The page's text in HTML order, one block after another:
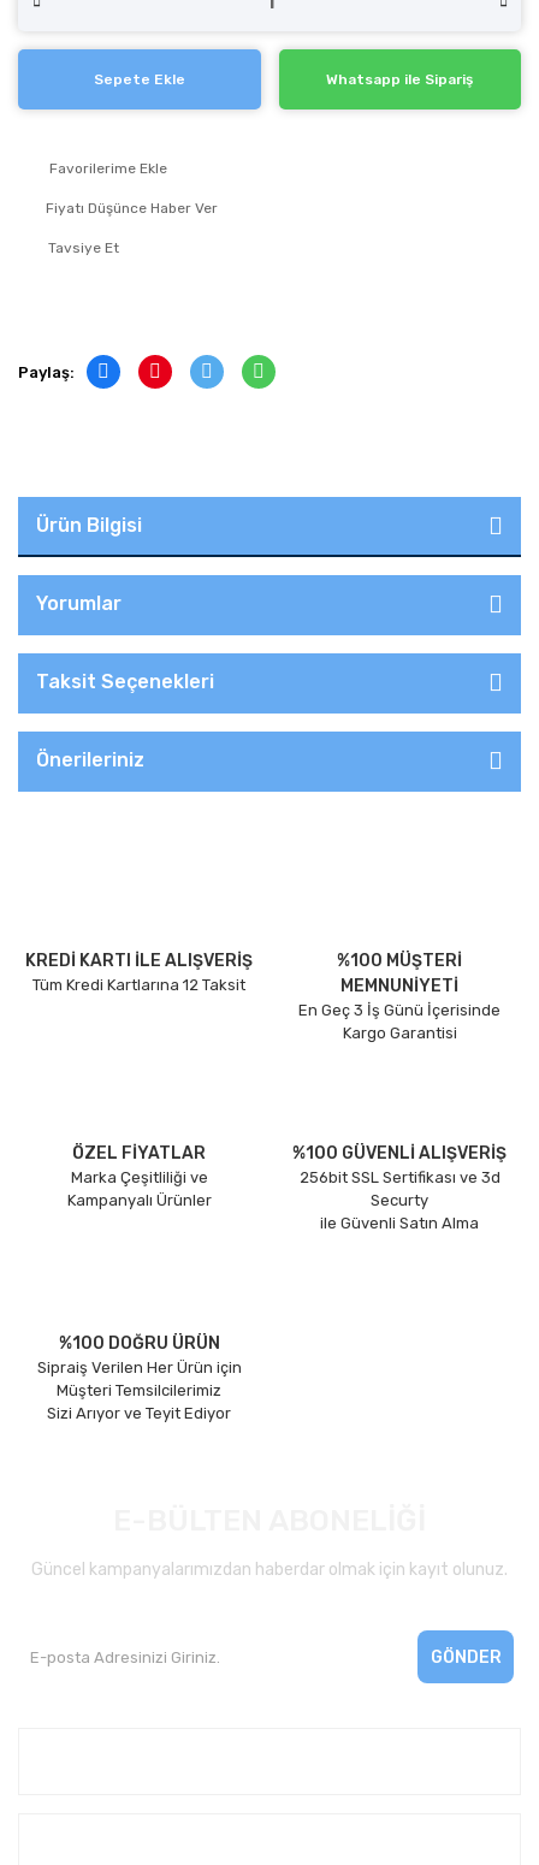
Sepete Ekle Whatsapp ile Sipariş
Fiyatı Düşünce Haber Ver
Tavsiye Et
Paylaş:
Ürün Bilgisi
Yorumlar
Taksit Seçenekleri
Önerileriniz
KREDİ KARTI İLE ALIŞVERİŞ
Tüm Kredi Kartlarına 12 Taksit
%100 MÜŞTERİ
MEMNUNİYETİ
En Geç 3 İş Günü İçerisinde
Kargo Garantisi
ÖZEL FİYATLAR
Marka Çeşitliliği ve
Kampanyalı Ürünler
%100 GÜVENLİ ALIŞVERİŞ
256bit SSL Sertifikası ve 3d
Securty
ile Güvenli Satın Alma
%100 DOĞRU ÜRÜN
Sipraiş Verilen Her Ürün için
Müşteri Temsilcilerimiz
Sizi Arıyor ve Teyit Ediyor
Güncel kampanyalarımızdan haberdar olmak için kayıt olunuz.
GÖNDER